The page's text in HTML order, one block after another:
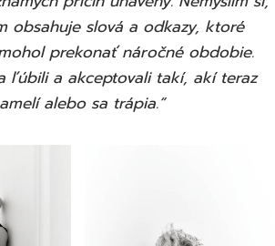
obsahuje slová a odkazy, ktoré
prekonať náročné obdobie.
ľúbili a akceptovali takí, akí teraz
alebo sa trápia.“